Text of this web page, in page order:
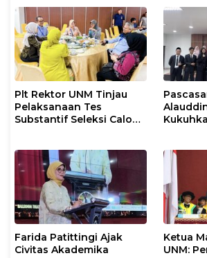
Plt Rektor UNM Tinjau
Pelaksanaan Tes
Substantif Seleksi Calon
Farida Patittingi Ajak
Civitas Akademika
Ketua
UNM: